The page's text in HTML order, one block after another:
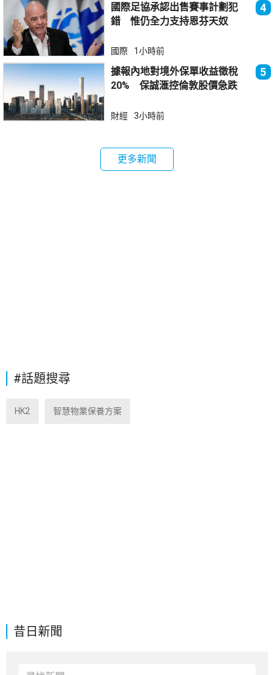
昔日新聞
國際足協承認出售賽事計劃犯
錯 惟仍全力支持恩芬天奴
4
國際 1小時前
據報內地對境外保單收益徵稅
20% 保誠滙控倫敦股價急跌
5
財經 3小時前
更多新聞
#話題搜尋
HK2 智慧物業保養方案